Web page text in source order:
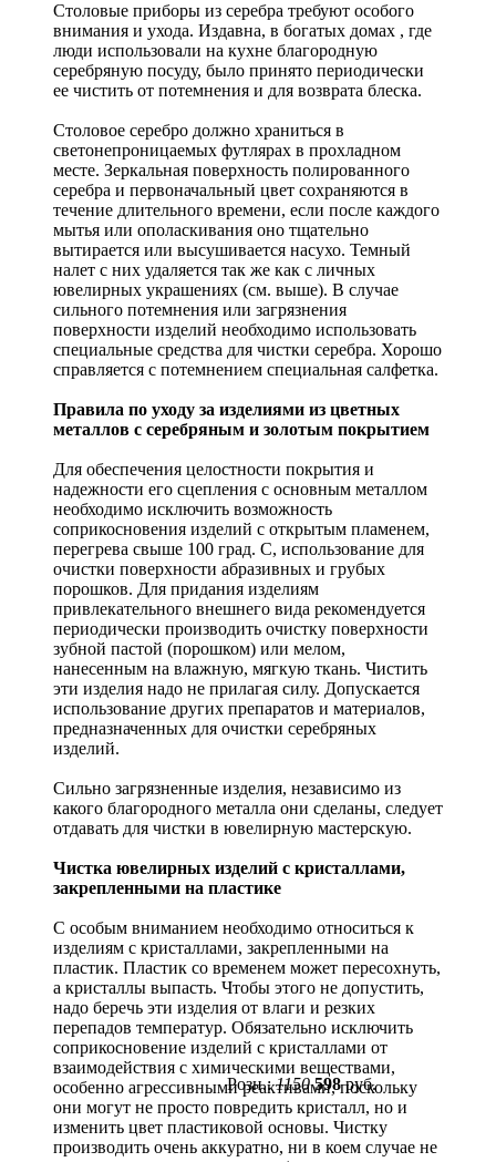
Розн.:1150 598руб.
Столовые приборы из серебра требуют особого
внимания и ухода. Издавна, в богатых домах , где
люди использовали на кухне благородную
серебряную посуду, было принято периодически
ее чистить от потемнения и для возврата блеска.
Столовое серебро должно храниться в
светонепроницаемых футлярах в прохладном
месте. Зеркальная поверхность полированного
серебра и первоначальный цвет сохраняются в
течение длительного времени, если после каждого
мытья или ополаскивания оно тщательно
вытирается или высушивается насухо. Темный
налет с них удаляется так же как с личных
ювелирных украшениях (см. выше). В случае
сильного потемнения или загрязнения
поверхности изделий необходимо использовать
специальные средства для чистки серебра. Хорошо
справляется с потемнением специальная салфетка.
Правила по уходу за изделиями из цветных
металлов с серебряным и золотым покрытием
Для обеспечения целостности покрытия и
надежности его сцепления с основным металлом
необходимо исключить возможность
соприкосновения изделий с открытым пламенем,
перегрева свыше 100 град. С, использование для
очистки поверхности абразивных и грубых
порошков. Для придания изделиям
привлекательного внешнего вида рекомендуется
периодически производить очистку поверхности
зубной пастой (порошком) или мелом,
нанесенным на влажную, мягкую ткань. Чистить
эти изделия надо не прилагая силу. Допускается
использование других препаратов и материалов,
предназначенных для очистки серебряных
изделий.
Сильно загрязненные изделия, независимо из
какого благородного металла они сделаны, следует
отдавать для чистки в ювелирную мастерскую.
Чистка ювелирных изделий с кристаллами,
закрепленными на пластике
С особым вниманием необходимо относиться к
изделиям с кристаллами, закрепленными на
пластик. Пластик со временем может пересохнуть,
а кристаллы выпасть. Чтобы этого не допустить,
надо беречь эти изделия от влаги и резких
перепадов температур. Обязательно исключить
соприкосновение изделий с кристаллами от
взаимодействия с химическими веществами,
особенно агрессивными реактивами, поскольку
они могут не просто повредить кристалл, но и
изменить цвет пластиковой основы. Чистку
производить очень аккуратно, ни в коем случае не